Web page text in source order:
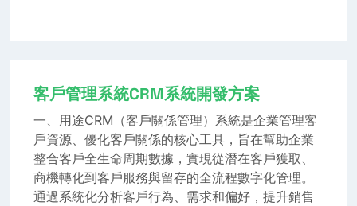
客戶管理系統CRM系統開發方案
一、用途CRM（客戶關係管理）系統是企業管理客
戶資源、優化客戶關係的核心工具，旨在幫助企業
整合客戶全生命周期數據，實現從潛在客戶獲取、
商機轉化到客戶服務與留存的全流程數字化管理。
通過系統化分析客戶行為、需求和偏好，提升銷售